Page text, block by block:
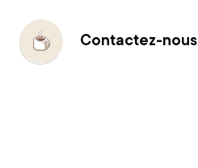
Contactez-nous